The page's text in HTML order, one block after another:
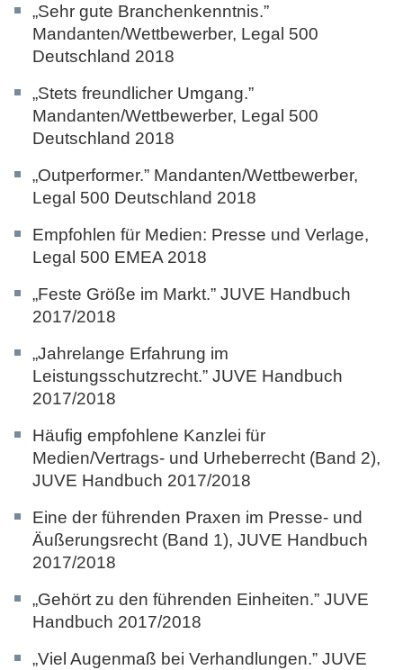
„Sehr gute Branchenkenntnis.”
Mandanten/Wettbewerber, Legal 500
Deutschland 2018
„Stets freundlicher Umgang.”
Mandanten/Wettbewerber, Legal 500
Deutschland 2018
„Outperformer.” Mandanten/Wettbewerber,
Legal 500 Deutschland 2018
Empfohlen für Medien: Presse und Verlage,
Legal 500 EMEA 2018
„Feste Größe im Markt.” JUVE Handbuch
2017/2018
„Jahrelange Erfahrung im
Leistungsschutzrecht.” JUVE Handbuch
2017/2018
Häufig empfohlene Kanzlei für
Medien/Vertrags- und Urheberrecht (Band 2),
JUVE Handbuch 2017/2018
Eine der führenden Praxen im Presse- und
Äußerungsrecht (Band 1), JUVE Handbuch
2017/2018
„Gehört zu den führenden Einheiten.” JUVE
Handbuch 2017/2018
„Viel Augenmaß bei Verhandlungen.” JUVE